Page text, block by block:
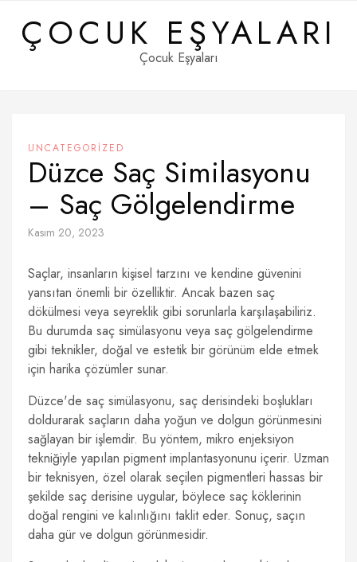
contentÇOCUK EŞYALARI
Çocuk Eşyaları
UNCATEGORIZED
Düzce Saç Similasyonu
– Saç Gölgelendirme
Kasım 20, 2023
Saçlar, insanların kişisel tarzını ve kendine güvenini
yansıtan önemli bir özelliktir. Ancak bazen saç
dökülmesi veya seyreklik gibi sorunlarla karşılaşabiliriz.
Bu durumda saç simülasyonu veya saç gölgelendirme
gibi teknikler, doğal ve estetik bir görünüm elde etmek
için harika çözümler sunar.
Düzce'de saç simülasyonu, saç derisindeki boşlukları
doldurarak saçların daha yoğun ve dolgun görünmesini
sağlayan bir işlemdir. Bu yöntem, mikro enjeksiyon
tekniğiyle yapılan pigment implantasyonunu içerir. Uzman
bir teknisyen, özel olarak seçilen pigmentleri hassas bir
şekilde saç derisine uygular, böylece saç köklerinin
doğal rengini ve kalınlığını taklit eder. Sonuç, saçın
daha gür ve dolgun görünmesidir.